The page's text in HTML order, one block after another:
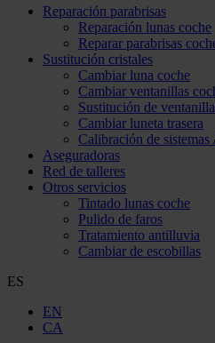
Reparación parabrisas
Reparación lunas coche
Reparar parabrisas
Sustitución cristales
Cambiar luna coche
Cambiar ventanillas
Sustitución de
Cambiar luneta trasera
Calibración de
Aseguradoras
Red de talleres
Otros servicios
Tintado lunas coche
Pulido de faros
Tratamiento antilluvia
Cambiar de escobillas
ES
EN
CA